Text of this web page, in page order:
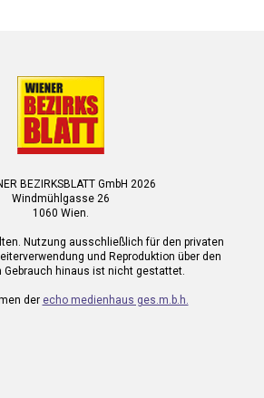
BEZIRKSBLATT GmbH 2026
Windmühlgasse 26
1060 Wien.
Nutzung ausschließlich für den privaten
und Reproduktion über den
Gebrauch hinaus ist nicht gestattet.
der echo medienhaus ges.m.b.h.